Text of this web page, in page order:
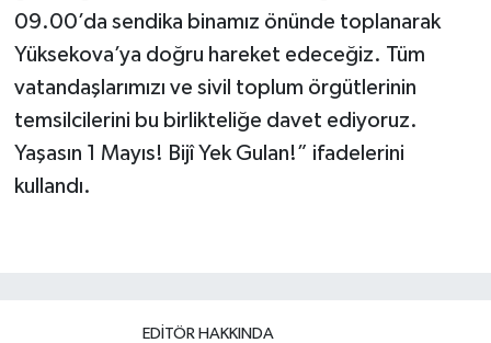
09.00’da sendika binamız önünde toplanarak
Yüksekova’ya doğru hareket edeceğiz. Tüm
vatandaşlarımızı ve sivil toplum örgütlerinin
temsilcilerini bu birlikteliğe davet ediyoruz.
Yaşasın 1 Mayıs! Bijî Yek Gulan!” ifadelerini
kullandı.
EDITÖR HAKKINDA